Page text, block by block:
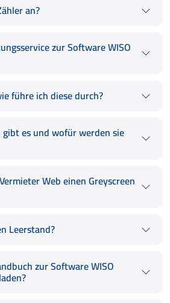
an?
zur Software WISO
führe ich diese durch?
es und wofür werden sie
Web einen Greyscreen
Leerstand?
zur Software WISO